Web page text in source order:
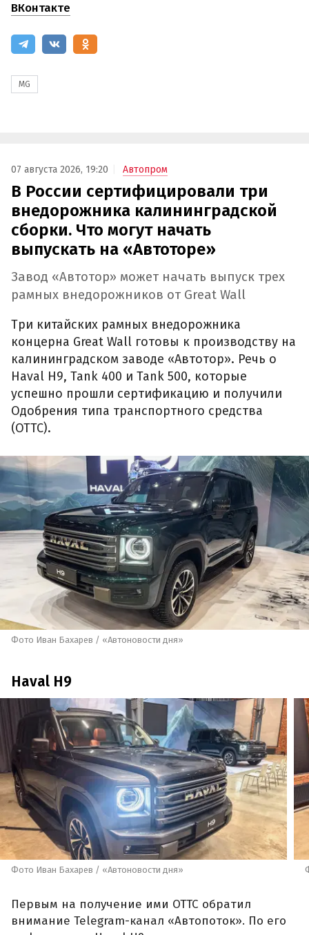
ВКонтакте
MG
07 августа 2026, 19:20 Автопром
В России сертифицировали три
внедорожника калининградской
сборки. Что могут начать
выпускать на «Автоторе»
Завод «Автотор» может начать выпуск трех
рамных внедорожников от Great Wall
Три китайских рамных внедорожника
концерна Great Wall готовы к производству на
калининградском заводе «Автотор». Речь о
Haval H9, Tank 400 и Tank 500, которые
успешно прошли сертификацию и получили
Одобрения типа транспортного средства
(ОТТС).
Фото Иван Бахарев / «Автоновости дня»
Haval H9
Фото Иван Бахарев / «Автоновости дня»
Первым на получение ими ОТТС обратил
внимание Telegram-канал «Автопоток». По его